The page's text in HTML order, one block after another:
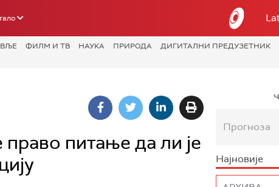
ФИЛМ И ТВ НАУКА ПРИРОДА ДИГИТАЛНИ ПРЕДУЗЕТНИК
питање да ли је
Прогноза
Најновије